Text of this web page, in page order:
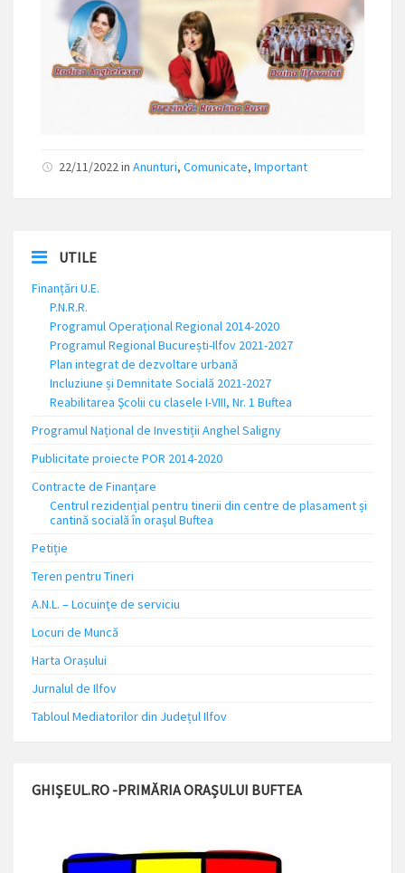
22/11/2022 in Anunturi, Comunicate, Important
UTILE
Finanțări U.E.
P.N.R.R.
Programul Operațional Regional 2014-2020
Programul Regional București-Ilfov 2021-2027
Plan integrat de dezvoltare urbană
Incluziune și Demnitate Socială 2021-2027
Reabilitarea Școlii cu clasele I-VIII, Nr. 1 Buftea
Programul Național de Investiții Anghel Saligny
Publicitate proiecte POR 2014-2020
Contracte de Finanțare
Centrul rezidențial pentru tinerii din centre de plasament și
cantină socială în orașul Buftea
Petiție
Teren pentru Tineri
A.N.L. – Locuinţe de serviciu
Locuri de Muncă
Harta Orașului
Jurnalul de Ilfov
Tabloul Mediatorilor din Județul Ilfov
GHIȘEUL.RO -PRIMĂRIA ORAȘULUI BUFTEA